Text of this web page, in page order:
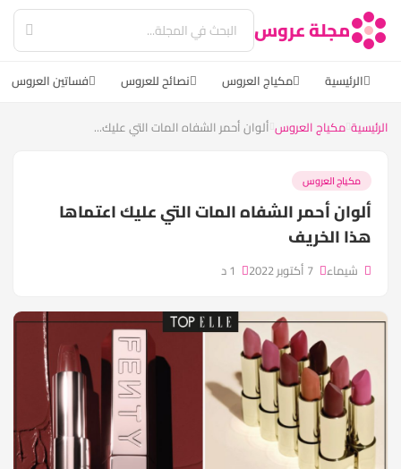
مجلة عروس
الرئيسية مكياج العروس نصائح للعروس فساتين العروس
الرئيسية مكياج العروس ألوان أحمر الشفاه المات التي عليك...
مكياج العروس
ألوان أحمر الشفاه المات التي عليك اعتماها
هذا الخريف
شيماء